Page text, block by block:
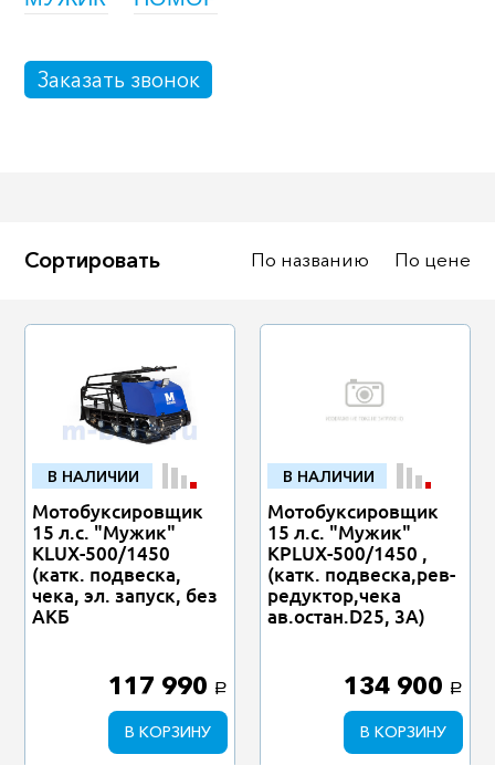
Крепеж колесный
Заказать звонок
Сортировать По названию По цене
В НАЛИЧИИ
Мотобуксировщик
15 л.с. "Мужик"
КLUX-500/1450
(катк. подвеска,
чека, эл. запуск, без
АКБ
117 990 a
В КОРЗИНУ
В НАЛИЧИИ
Мотобуксировщик
15 л.с. "Мужик"
КРLUX-500/1450 ,
(катк. подвеска,рев-
редуктор,чека
ав.остан.D25, 3A)
134 900 a
В КОРЗИНУ